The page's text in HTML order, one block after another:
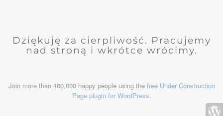
Dziękuję za cierpliwość. Pracujemy
nad stroną i wkrótce wrócimy.
Join more than 400,000 happy people using the free Under Construction
Page plugin for WordPress.